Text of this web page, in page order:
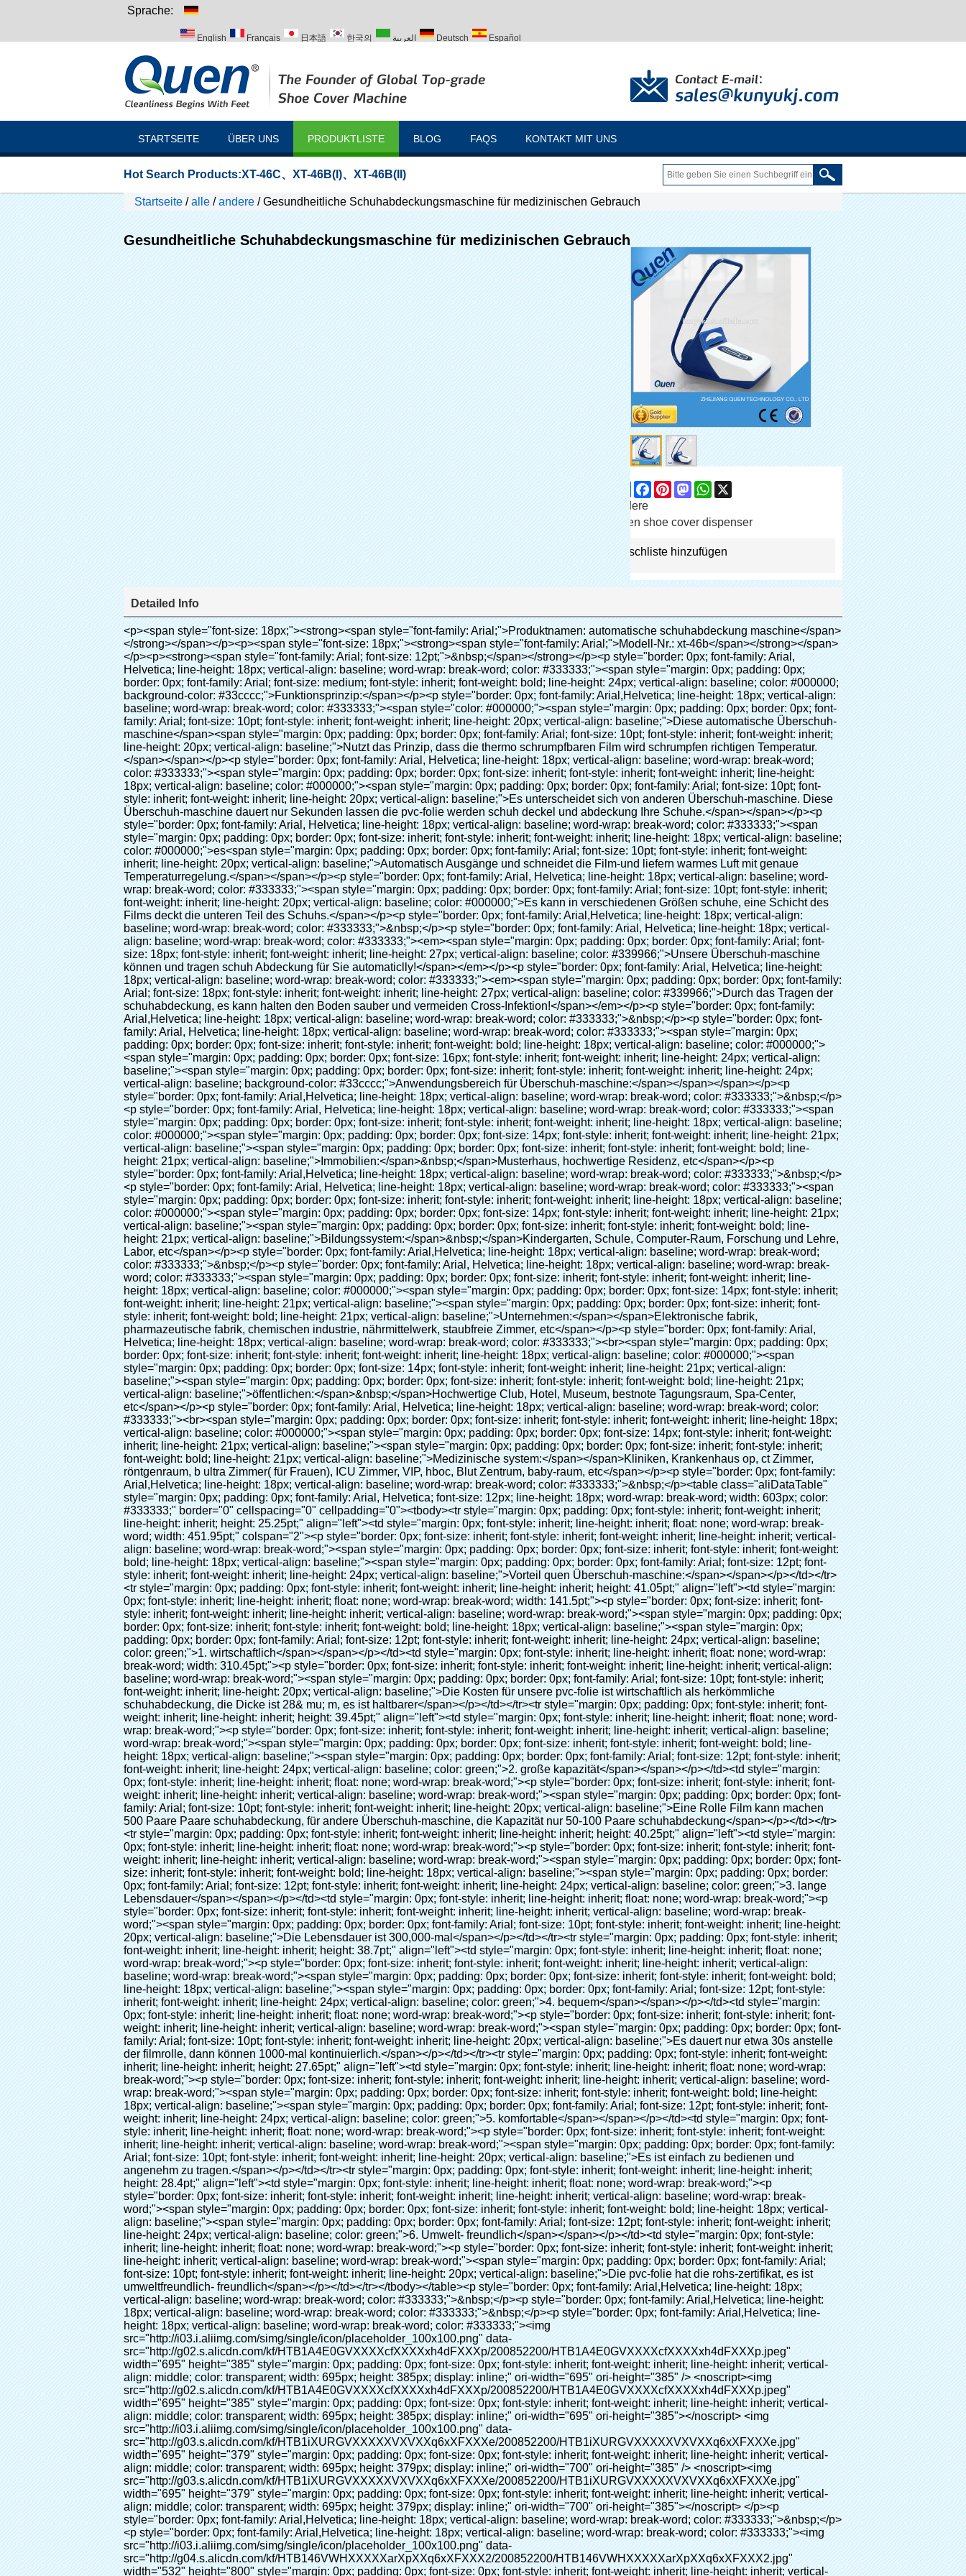
Sprache:
English Français 日本語 한국의 العربية Deutsch Español
STARTSEITE ÜBER UNS PRODUKTLISTE BLOG FAQS KONTAKT MIT UNS
Hot Search Products:XT-46C、 XT-46B(I)、 XT-46B(II)
Startseite /alle /andere /Gesundheitliche Schuhabdeckungsmaschine für medizinischen Gebrauch
Gesundheitliche Schuhabdeckungsmaschine für medizinischen Gebrauch
Teilen ShareFacebook
PinterestMastodonWhatsApp
Produktkatalog
andere
Marke
Quen shoe cover dispenser
Kontakt sofort Zur Wunschliste hinzufügen
Detailed Info
<p><span style="font-size: 18px;"><strong><span style="font-family: Arial;">Produktnamen: automatische schuhabdeckung maschine</span></strong></span></p><p><span style="font-size: 18px;"><strong><span style="font-family: Arial;">Modell-Nr.: xt-46b</span></strong></span></p><p><strong><span style="font-family: Arial; font-size: 12pt;">&nbsp;</span></strong></p><p style="border: 0px; font-family: Arial, Helvetica; line-height: 18px; vertical-align: baseline; word-wrap: break-word; color: #333333;"><span style="margin: 0px; padding: 0px; border: 0px; font-family: Arial; font-size: medium; font-style: inherit; font-weight: bold; line-height: 24px; vertical-align: baseline; color: #000000; background-color: #33cccc;">Funktionsprinzip:</span></p><p style="border: 0px; font-family: Arial,Helvetica; line-height: 18px; vertical-align: baseline; word-wrap: break-word; color: #333333;"><span style="color: #000000;"><span style="margin: 0px; padding: 0px; border: 0px; font-family: Arial; font-size: 10pt; font-style: inherit; font-weight: inherit; line-height: 20px; vertical-align: baseline;">Diese automatische Überschuh-maschine</span><span style="margin: 0px; padding: 0px; border: 0px; font-family: Arial; font-size: 10pt; font-style: inherit; font-weight: inherit; line-height: 20px; vertical-align: baseline;">Nutzt das Prinzip, dass die thermo schrumpfbaren Film wird schrumpfen richtigen Temperatur.</span></span></p><p style="border: 0px; font-family: Arial, Helvetica; line-height: 18px; vertical-align: baseline; word-wrap: break-word; color: #333333;"><span style="margin: 0px; padding: 0px; border: 0px; font-size: inherit; font-style: inherit; font-weight: inherit; line-height: 18px; vertical-align: baseline; color: #000000;"><span style="margin: 0px; padding: 0px; border: 0px; font-family: Arial; font-size: 10pt; font-style: inherit; font-weight: inherit; line-height: 20px; vertical-align: baseline;">Es unterscheidet sich von anderen Überschuh-maschine. Diese Überschuh-maschine dauert nur Sekunden lassen die pvc-folie werden schuh deckel und abdeckung Ihre Schuhe.</span></span></p><p style="border: 0px; font-family: Arial, Helvetica; line-height: 18px; vertical-align: baseline; word-wrap: break-word; color: #333333;"><span style="margin: 0px; padding: 0px; border: 0px; font-size: inherit; font-style: inherit; font-weight: inherit; line-height: 18px; vertical-align: baseline; color: #000000;">es<span style="margin: 0px; padding: 0px; border: 0px; font-family: Arial; font-size: 10pt; font-style: inherit; font-weight: inherit; line-height: 20px; vertical-align: baseline;">Automatisch Ausgänge und schneidet die Film-und liefern warmes Luft mit genaue Temperaturregelung.</span></span></p><p style="border: 0px; font-family: Arial, Helvetica; line-height: 18px; vertical-align: baseline; word-wrap: break-word; color: #333333;"><span style="margin: 0px; padding: 0px; border: 0px; font-family: Arial; font-size: 10pt; font-style: inherit; font-weight: inherit; line-height: 20px; vertical-align: baseline; color: #000000;">Es kann in verschiedenen Größen schuhe, eine Schicht des Films deckt die unteren Teil des Schuhs.</span></p><p style="border: 0px; font-family: Arial,Helvetica; line-height: 18px; vertical-align: baseline; word-wrap: break-word; color: #333333;">&nbsp;</p><p style="border: 0px; font-family: Arial, Helvetica; line-height: 18px; vertical-align: baseline; word-wrap: break-word; color: #333333;"><em><span style="margin: 0px; padding: 0px; border: 0px; font-family: Arial; font-size: 18px; font-style: inherit; font-weight: inherit; line-height: 27px; vertical-align: baseline; color: #339966;">Unsere Überschuh-maschine können und tragen schuh Abdeckung für Sie automaticlly!</span></em></p><p style="border: 0px; font-family: Arial, Helvetica; line-height: 18px; vertical-align: baseline; word-wrap: break-word; color: #333333;"><em><span style="margin: 0px; padding: 0px; border: 0px; font-family: Arial; font-size: 18px; font-style: inherit; font-weight: inherit; line-height: 27px; vertical-align: baseline; color: #339966;">Durch das Tragen der schuhabdeckung, es kann halten den Boden sauber und vermeiden Cross-Infektion!</span></em></p><p style="border: 0px; font-family: Arial,Helvetica; line-height: 18px; vertical-align: baseline; word-wrap: break-word; color: #333333;">&nbsp;</p><p style="border: 0px; font-family: Arial, Helvetica; line-height: 18px; vertical-align: baseline; word-wrap: break-word; color: #333333;"><span style="margin: 0px; padding: 0px; border: 0px; font-size: inherit; font-style: inherit; font-weight: bold; line-height: 18px; vertical-align: baseline; color: #000000;"><span style="margin: 0px; padding: 0px; border: 0px; font-size: 16px; font-style: inherit; font-weight: inherit; line-height: 24px; vertical-align: baseline;"><span style="margin: 0px; padding: 0px; border: 0px; font-size: inherit; font-style: inherit; font-weight: inherit; line-height: 24px; vertical-align: baseline; background-color: #33cccc;">Anwendungsbereich für Überschuh-maschine:</span></span></span></p><p style="border: 0px; font-family: Arial,Helvetica; line-height: 18px; vertical-align: baseline; word-wrap: break-word; color: #333333;">&nbsp;</p><p style="border: 0px; font-family: Arial, Helvetica; line-height: 18px; vertical-align: baseline; word-wrap: break-word; color: #333333;"><span style="margin: 0px; padding: 0px; border: 0px; font-size: inherit; font-style: inherit; font-weight: inherit; line-height: 18px; vertical-align: baseline; color: #000000;"><span style="margin: 0px; padding: 0px; border: 0px; font-size: 14px; font-style: inherit; font-weight: inherit; line-height: 21px; vertical-align: baseline;"><span style="margin: 0px; padding: 0px; border: 0px; font-size: inherit; font-style: inherit; font-weight: bold; line-height: 21px; vertical-align: baseline;">Immobilien:</span>&nbsp;</span>Musterhaus, hochwertige Residenz, etc</span></p><p style="border: 0px; font-family: Arial,Helvetica; line-height: 18px; vertical-align: baseline; word-wrap: break-word; color: #333333;">&nbsp;</p><p style="border: 0px; font-family: Arial, Helvetica; line-height: 18px; vertical-align: baseline; word-wrap: break-word; color: #333333;"><span style="margin: 0px; padding: 0px; border: 0px; font-size: inherit; font-style: inherit; font-weight: inherit; line-height: 18px; vertical-align: baseline; color: #000000;"><span style="margin: 0px; padding: 0px; border: 0px; font-size: 14px; font-style: inherit; font-weight: inherit; line-height: 21px; vertical-align: baseline;"><span style="margin: 0px; padding: 0px; border: 0px; font-size: inherit; font-style: inherit; font-weight: bold; line-height: 21px; vertical-align: baseline;">Bildungssystem:</span>&nbsp;</span>Kindergarten, Schule, Computer-Raum, Forschung und Lehre, Labor, etc</span></p><p style="border: 0px; font-family: Arial,Helvetica; line-height: 18px; vertical-align: baseline; word-wrap: break-word; color: #333333;">&nbsp;</p><p style="border: 0px; font-family: Arial, Helvetica; line-height: 18px; vertical-align: baseline; word-wrap: break-word; color: #333333;"><span style="margin: 0px; padding: 0px; border: 0px; font-size: inherit; font-style: inherit; font-weight: inherit; line-height: 18px; vertical-align: baseline; color: #000000;"><span style="margin: 0px; padding: 0px; border: 0px; font-size: 14px; font-style: inherit; font-weight: inherit; line-height: 21px; vertical-align: baseline;"><span style="margin: 0px; padding: 0px; border: 0px; font-size: inherit; font-style: inherit; font-weight: bold; line-height: 21px; vertical-align: baseline;">Unternehmen:</span></span>Elektronische fabrik, pharmazeutische fabrik, chemischen industrie, nährmittelwerk, staubfreie Zimmer, etc</span></p><p style="border: 0px; font-family: Arial, Helvetica; line-height: 18px; vertical-align: baseline; word-wrap: break-word; color: #333333;"><br><span style="margin: 0px; padding: 0px; border: 0px; font-size: inherit; font-style: inherit; font-weight: inherit; line-height: 18px; vertical-align: baseline; color: #000000;"><span style="margin: 0px; padding: 0px; border: 0px; font-size: 14px; font-style: inherit; font-weight: inherit; line-height: 21px; vertical-align: baseline;"><span style="margin: 0px; padding: 0px; border: 0px; font-size: inherit; font-style: inherit; font-weight: bold; line-height: 21px; vertical-align: baseline;">öffentlichen:</span>&nbsp;</span>Hochwertige Club, Hotel, Museum, bestnote Tagungsraum, Spa-Center, etc</span></p><p style="border: 0px; font-family: Arial, Helvetica; line-height: 18px; vertical-align: baseline; word-wrap: break-word; color: #333333;"><br><span style="margin: 0px; padding: 0px; border: 0px; font-size: inherit; font-style: inherit; font-weight: inherit; line-height: 18px; vertical-align: baseline; color: #000000;"><span style="margin: 0px; padding: 0px; border: 0px; font-size: 14px; font-style: inherit; font-weight: inherit; line-height: 21px; vertical-align: baseline;"><span style="margin: 0px; padding: 0px; border: 0px; font-size: inherit; font-style: inherit; font-weight: bold; line-height: 21px; vertical-align: baseline;">Medizinische system:</span></span>Kliniken, Krankenhaus op, ct Zimmer, röntgenraum, b ultra Zimmer( für Frauen), ICU Zimmer, VIP, hboc, Blut Zentrum, baby-raum, etc</span></p><p style="border: 0px; font-family: Arial,Helvetica; line-height: 18px; vertical-align: baseline; word-wrap: break-word; color: #333333;">&nbsp;</p><table class="aliDataTable" style="margin: 0px; padding: 0px; font-family: Arial, Helvetica; font-size: 12px; line-height: 18px; word-wrap: break-word; width: 603px; color: #333333;" border="0" cellspacing="0" cellpadding="0"><tbody><tr style="margin: 0px; padding: 0px; font-style: inherit; font-weight: inherit; line-height: inherit; height: 25.25pt;" align="left"><td style="margin: 0px; font-style: inherit; line-height: inherit; float: none; word-wrap: break-word; width: 451.95pt;" colspan="2"><p style="